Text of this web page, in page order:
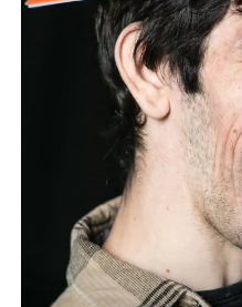
Además hay piezas
compartimos aquí.
Las semanas anteriores
¿Qué tiene que ver
https://lavaca.org/
que-tiene-que-ver-
El paisaje territorial,
agua empieza a